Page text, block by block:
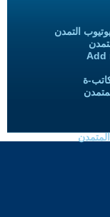
التمدن
Add
ة